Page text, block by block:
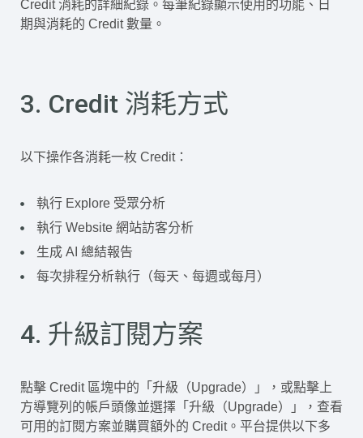
Credit 消耗的詳細紀錄。每筆紀錄顯示使用的功能、日
期與消耗的 Credit 數量。
3. Credit 消耗方式
以下操作各消耗一枚 Credit：
執行 Explore 受眾分析
執行 Website 網站訪客分析
生成 AI 總結報告
每次排程分析執行（每天、每週或每月）
4. 升級訂閱方案
點擊 Credit 區塊中的「升級（Upgrade）」，或點擊上
方導覽列的帳戶頭像並選擇「升級（Upgrade）」，查看
可用的訂閱方案並購買額外的 Credit。平台提供以下多